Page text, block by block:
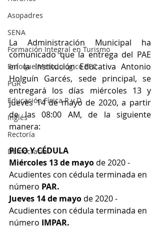
Asopadres
SENA
Formación Integral en Turismo
Enfoque Metodologico EPC
PGR
Educación Física R y D
Inglés
Rectoría
Democracia
La Administración Municipal ha
comunicado que la entrega del PAE
en la Institución Educativa Antonio
Holguín Garcés, sede principal, se
entregará los días miércoles 13 y
jueves 14 de mayo de 2020, a partir
de las 08:00 AM, de la siguiente
manera:
PICO Y CÉDULA
Miércoles 13 de mayo de 2020 -
Acudientes con cédula terminada en
número PAR.
Jueves 14 de mayo de 2020 -
Acudientes con cédula terminada en
número IMPAR.